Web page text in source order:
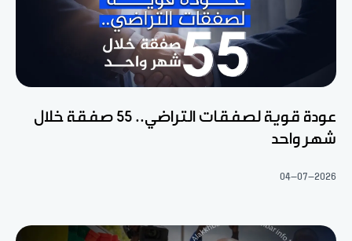
عودة قوية لصفقات التراضي.. 55 صفقة خلال
شهر واحد
04-07-2026